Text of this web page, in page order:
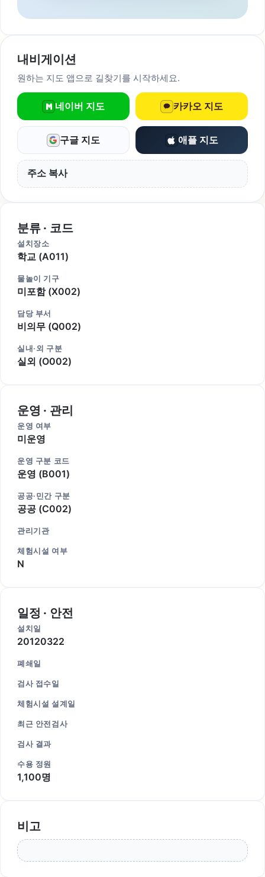
내비게이션
원하는 지도 앱으로 길찾기를 시작하세요.
네이버 지도 카카오 지도
구글 지도 애플 지도
주소 복사
분류 · 코드
설치장소
학교 (A011)
물놀이 기구
미포함 (X002)
담당 부서
비의무 (Q002)
실내·외 구분
실외 (O002)
운영 · 관리
운영 여부
미운영
운영 구분 코드
운영 (B001)
공공·민간 구분
공공 (C002)
관리기관
체험시설 여부
N
일정 · 안전
설치일
20120322
폐쇄일
검사 접수일
체험시설 설계일
최근 안전검사
검사 결과
수용 정원
1,100명
비고